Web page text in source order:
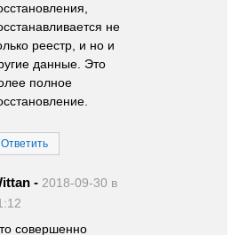
не
реестр, и но и
данные. Это
полное
Ответить
- 2018-09-30 в
совершенно